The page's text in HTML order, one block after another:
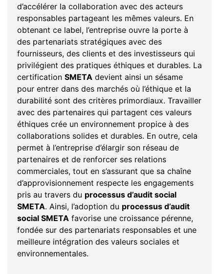
d’accélérer la collaboration avec des acteurs
responsables partageant les mêmes valeurs. En
obtenant ce label, l’entreprise ouvre la porte à
des partenariats stratégiques avec des
fournisseurs, des clients et des investisseurs qui
privilégient des pratiques éthiques et durables. La
certification SMETA devient ainsi un sésame
pour entrer dans des marchés où l’éthique et la
durabilité sont des critères primordiaux. Travailler
avec des partenaires qui partagent ces valeurs
éthiques crée un environnement propice à des
collaborations solides et durables. En outre, cela
permet à l’entreprise d’élargir son réseau de
partenaires et de renforcer ses relations
commerciales, tout en s’assurant que sa chaîne
d’approvisionnement respecte les engagements
pris au travers du processus d’audit social
SMETA. Ainsi, l’adoption du processus d’audit
social SMETA favorise une croissance pérenne,
fondée sur des partenariats responsables et une
meilleure intégration des valeurs sociales et
environnementales.